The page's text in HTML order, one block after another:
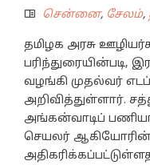
சென்னை, சேலம்,
தமிழக அரசு
பரிந்துரையின்படி,
வழங்கி முதல்வர்
அறிவித்துள்ளார்.
அங்கன்வாடிப்
செயலர்